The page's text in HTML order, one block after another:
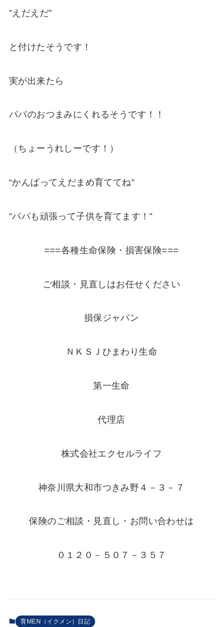
”えだえだ”
と付けたそうです！
実が出来たら
パパのおつまみにくれるそうです！！
（ちょーうれしーです！）
“かんばってえだまめ育ててね”
”パパも頑張って子供を育てます！”
===各種生命保険・損害保険===
ご相談・見直しはお任せください
損保ジャパン
ＮＫＳＪひまわり生命
第一生命
代理店
株式会社エクセルライフ
神奈川県大和市つきみ野４－３－７
保険のご相談・見直し・お問い合わせは
０１２０－５０７－３５７
育MEN（イクメン）日記